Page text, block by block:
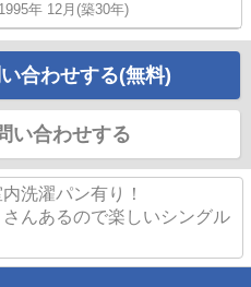
1995年 12月(築30年)
合わせする(無料)
い合わせする
洗濯パン有り！
んあるので楽しいシングル